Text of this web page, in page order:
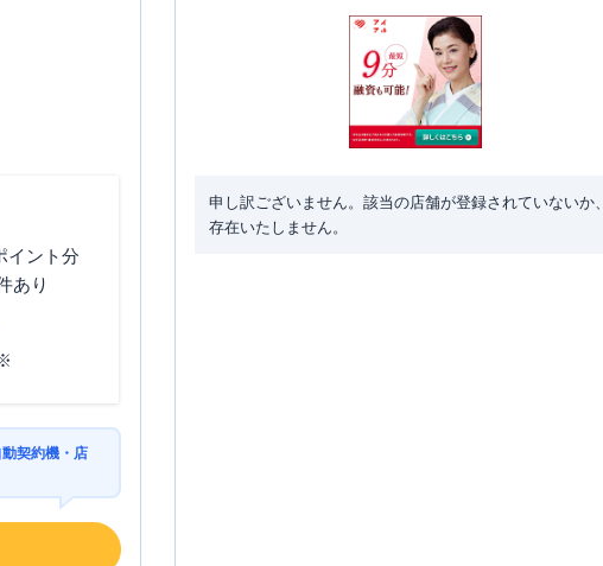
イント分
あり
契約機・店
申し訳ございません。該当の店舗が登録されていないか、
存在いたしません。